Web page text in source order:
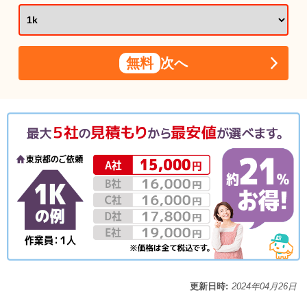
無料 次へ
更新日時: 2024年04月26日